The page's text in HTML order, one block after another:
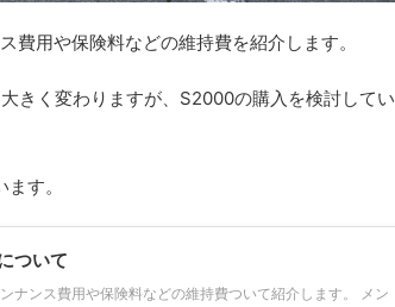
用や保険料などの維持費を紹介します。
きく変わりますが、S2000の購入を検討してい
す。
ついて
ンス費用や保険料などの維持費ついて紹介します。 メン